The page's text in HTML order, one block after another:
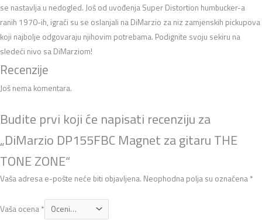
se nastavlja u nedogled. Još od uvođenja Super Distortion humbucker-a
ranih 1970-ih, igrači su se oslanjali na DiMarzio za niz zamjenskih pickupova
koji najbolje odgovaraju njihovim potrebama. Podignite svoju sekiru na
sledeći nivo sa DiMarziom!
Recenzije
Još nema komentara.
Budite prvi koji će napisati recenziju za
„DiMarzio DP155FBC Magnet za gitaru THE
TONE ZONE“
Vaša adresa e-pošte neće biti objavljena. Neophodna polja su označena *
Vaša ocena *